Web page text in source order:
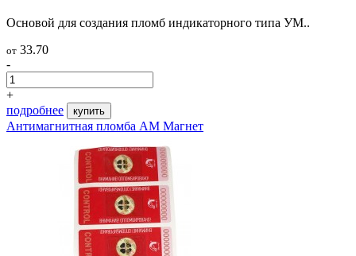
Основой для создания пломб индикаторного типа УМ..
от 33.70
-
+
подробнее
купить
Антимагнитная пломба АМ Магнет